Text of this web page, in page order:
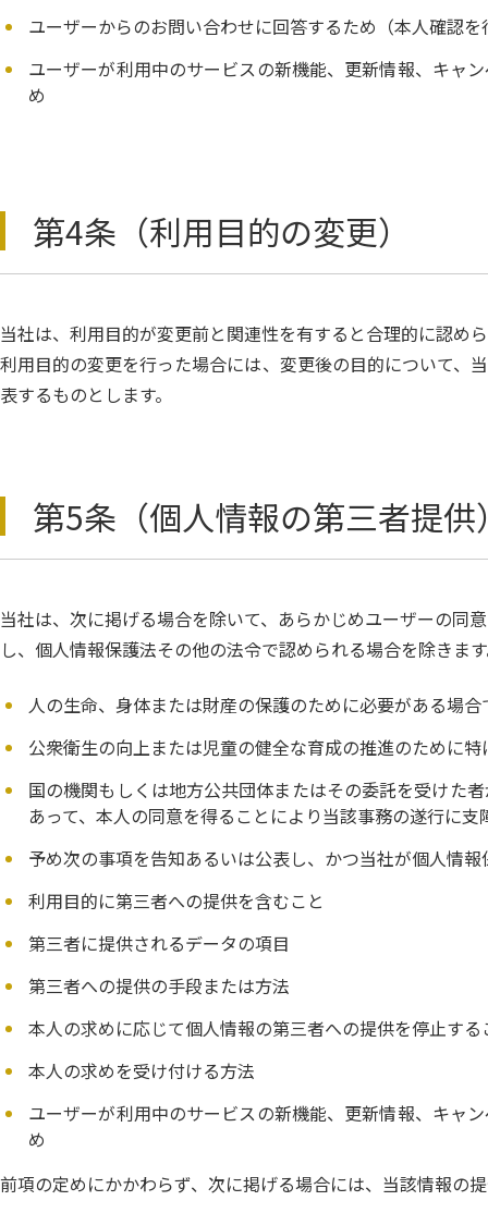
ユーザーからのお問い合わせに回答するため（本人確認
ユーザーが利用中のサービスの新機能、更新情報、キャ
め
第4条（利用目的の変更）
当社は、利用目的が変更前と関連性を有すると合理的に認め
利用目的の変更を行った場合には、変更後の目的について、
表するものとします。
第5条（個人情報の第三者提供
当社は、次に掲げる場合を除いて、あらかじめユーザーの同
し、個人情報保護法その他の法令で認められる場合を除きま
人の生命、身体または財産の保護のために必要がある場
公衆衛生の向上または児童の健全な育成の推進のために
国の機関もしくは地方公共団体またはその委託を受けた
あって、本人の同意を得ることにより当該事務の遂行に
予め次の事項を告知あるいは公表し、かつ当社が個人情
利用目的に第三者への提供を含むこと
第三者に提供されるデータの項目
第三者への提供の手段または方法
本人の求めに応じて個人情報の第三者への提供を停止する
本人の求めを受け付ける方法
ユーザーが利用中のサービスの新機能、更新情報、キャ
め
前項の定めにかかわらず、次に掲げる場合には、当該情報の